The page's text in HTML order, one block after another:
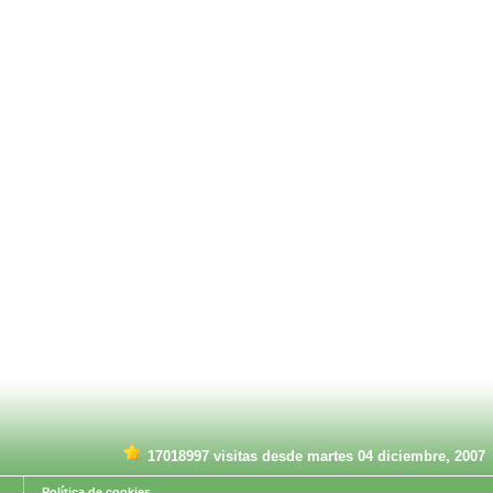
17018997 visitas desde martes 04 diciembre, 2007